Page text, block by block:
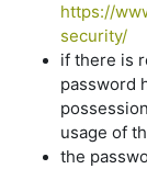
https://
security/
if there is
password
usage of
the